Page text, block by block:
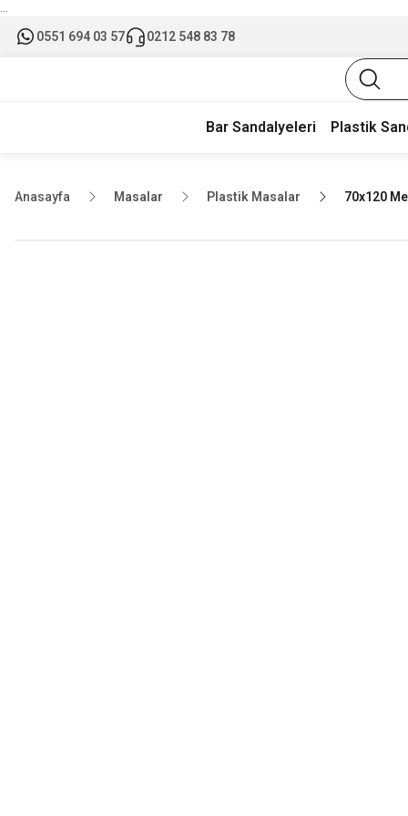
...
0551 694 03 57 0212 548 83 78
Bar Sandalyeleri Plastik
Anasayfa Masalar Plastik Masalar 70x120